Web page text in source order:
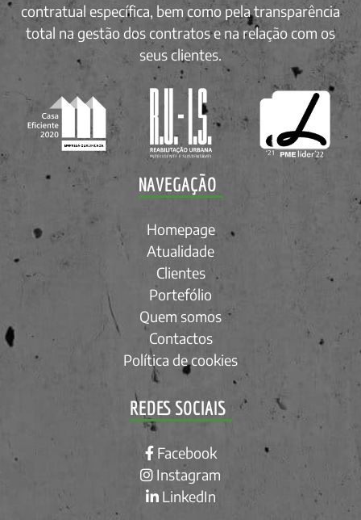
contratual específica, bem como pela transparência
total na gestão dos contratos e na relação com os
seus clientes.
NAVEGAÇÃO
Homepage
Atualidade
Clientes
Portefólio
Quem somos
Contactos
Política de cookies
REDES SOCIAIS
Facebook
Instagram
LinkedIn